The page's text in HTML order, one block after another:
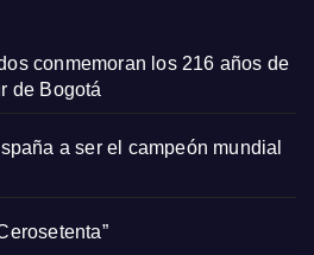
conmemoran los 216 años de
de Bogotá
a ser el campeón mundial